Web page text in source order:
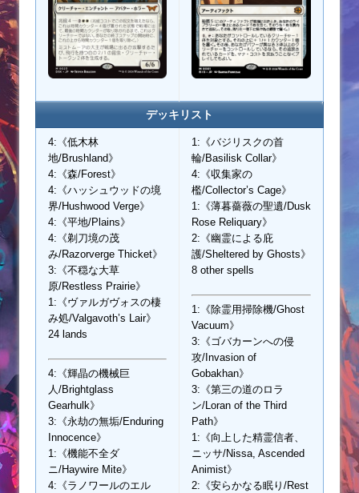
デッキリスト
4:《低木林
地/Brushland》
4:《森/Forest》
4:《ハッシュウッドの境
界/Hushwood Verge》
4:《平地/Plains》
4:《剃刀境の茂
み/Razorverge Thicket》
3:《不穏な大草
原/Restless Prairie》
1:《ヴァルガヴォスの棲
み処/Valgavoth’s Lair》
24 lands
4:《輝晶の機械巨
人/Brightglass
Gearhulk》
3:《永劫の無垢/Enduring
Innocence》
1:《機能不全ダ
ニ/Haywire Mite》
4:《ラノワールのエル
1:《バジリスクの首
輪/Basilisk Collar》
4:《収集家の
檻/Collector’s Cage》
1:《薄暮薔薇の聖遺/Dusk
Rose Reliquary》
2:《幽霊による庇
護/Sheltered by Ghosts》
8 other spells
1:《除霊用掃除機/Ghost
Vacuum》
3:《ゴバカーンへの侵
攻/Invasion of
Gobakhan》
3:《第三の道のロラ
ン/Loran of the Third
Path》
1:《向上した精霊信者、
ニッサ/Nissa, Ascended
Animist》
2:《安らかなる眠り/Rest